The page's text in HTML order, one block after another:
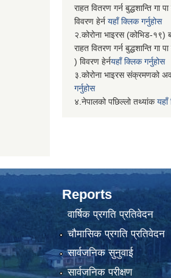
राहत वितरण गर्न बुद्धशान्ति गा
विवरण हेर्न यहाँ क्लिक गर्नुहोस
२.कोरोना भाइरस (कोभिड-१९)
राहत वितरण गर्न बुद्धशान्ति गा
) विवरण हेर्नयहाँ क्लिक गर्नुहोस
३.कोरोना भाइरस संक्रमणको
गर्नुहोस
४.नेपालको पछिल्लो तथ्यांकयहाँ
Reports
वार्षिक प्रगति प्रतिवेदन
चौमासिक प्रगति प्रतिवेदन
सार्वजनिक सुनुवाई
सार्वजनिक परीक्षण